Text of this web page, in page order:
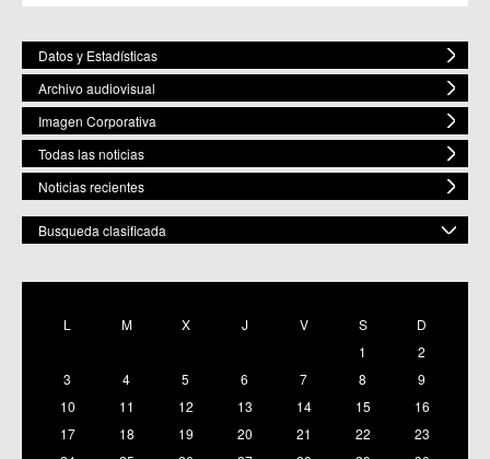
Datos y Estadísticas
Archivo audiovisual
Imagen Corporativa
Todas las noticias
Noticias recientes
Busqueda clasificada
C.M. Baños y Mendigo
C.M. Cañadas de San Pedro
C.C. Churra
C.C. Cobatillas
L M X J V S
D
1
2
3
4 5 6 7 8
9
10
11 12 13 14 15
16
17
18 19 20 21 22
23